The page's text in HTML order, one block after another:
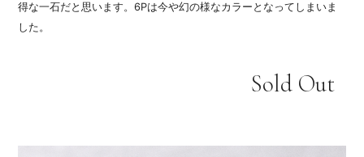
得な一石だと思います。6Pは今や幻の様なカラーとなってしまいま
した。
Sold Out